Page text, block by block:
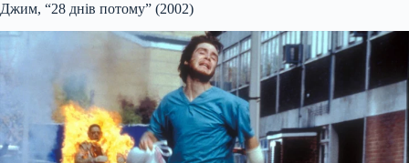
Джим, “28 днів потому” (2002)